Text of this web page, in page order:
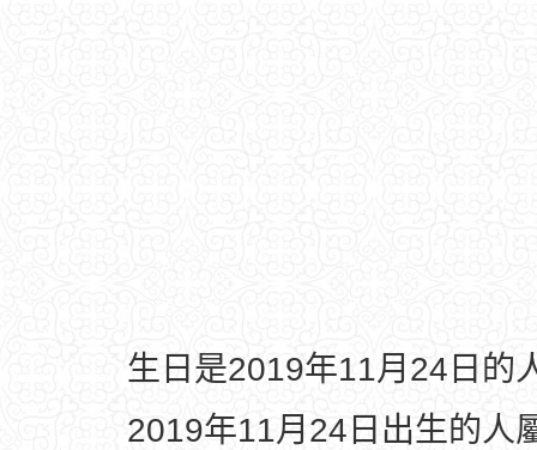
生日是2019年11月24日的
2019年11月24日出生的人